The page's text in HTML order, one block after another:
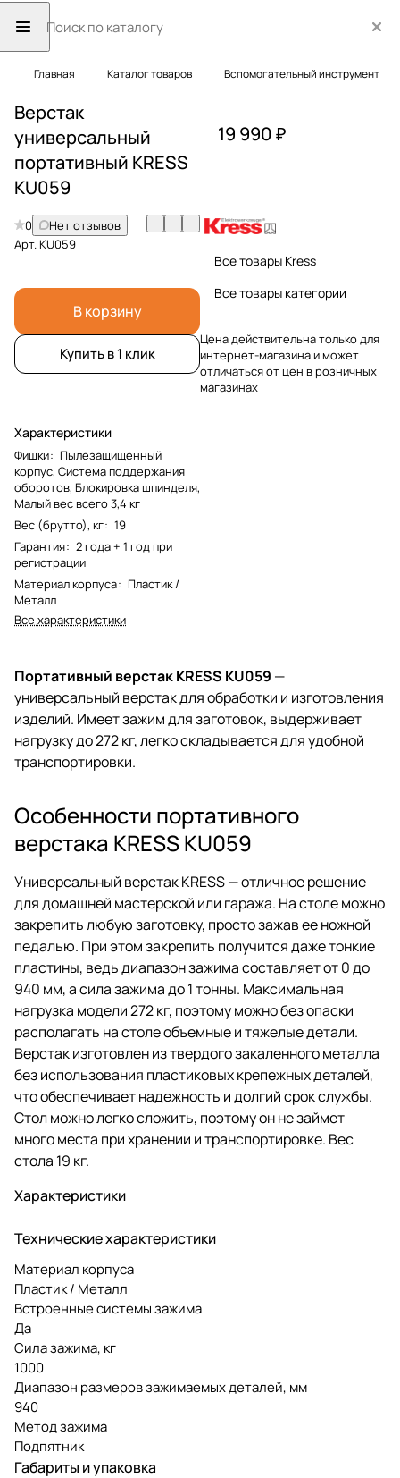
Главная Каталог товаров Вспомогательный инструмент
Верстак
универсальный
портативный KRESS
KU059
0
Нет отзывов
Арт.KU059
В корзину
Купить в 1 клик
Характеристики
Фишки: Пылезащищенный
корпус, Система поддержания
оборотов, Блокировка шпинделя,
Малый вес всего 3,4 кг
Вес (брутто), кг: 19
Гарантия: 2 года + 1 год при
регистрации
Материал корпуса: Пластик /
Металл
Все характеристики
19 990 ₽
Все товары Kress
Все товары категории
Цена действительна только для
интернет-магазина и может
отличаться от цен в розничных
магазинах
Портативный верстак KRESS KU059 —
универсальный верстак для обработки и изготовления
изделий. Имеет зажим для заготовок, выдерживает
нагрузку до 272 кг, легко складывается для удобной
транспортировки.
Особенности портативного
верстака KRESS KU059
Универсальный верстак KRESS — отличное решение
для домашней мастерской или гаража. На столе можно
закрепить любую заготовку, просто зажав ее ножной
педалью. При этом закрепить получится даже тонкие
пластины, ведь диапазон зажима составляет от 0 до
940 мм, а сила зажима до 1 тонны. Максимальная
нагрузка модели 272 кг, поэтому можно без опаски
располагать на столе объемные и тяжелые детали.
Верстак изготовлен из твердого закаленного металла
без использования пластиковых крепежных деталей,
что обеспечивает надежность и долгий срок службы.
Стол можно легко сложить, поэтому он не займет
много места при хранении и транспортировке. Вес
стола 19 кг.
Характеристики
Технические характеристики
Материал корпуса
Пластик / Металл
Встроенные системы зажима
Да
Сила зажима, кг
1000
Диапазон размеров зажимаемых деталей, мм
940
Метод зажима
Подпятник
Габариты и упаковка